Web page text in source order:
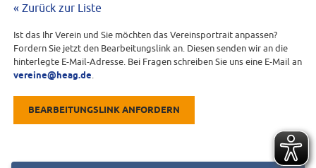
« Zurück zur Liste
Ist das Ihr Verein und Sie möchten das Vereinsportrait anpassen?
Fordern Sie jetzt den Bearbeitungslink an. Diesen senden wir an die
hinterlegte E-Mail-Adresse. Bei Fragen schreiben Sie uns eine E-Mail an
vereine@heag.de
BEARBEITUNGSLINK ANFORDERN